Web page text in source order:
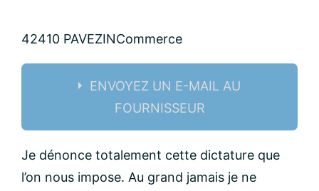
42410 PAVEZINCommerce
ENVOYEZ UN E-MAIL AU
FOURNISSEUR
Nom:
Je dénonce totalement cette dictature que
l’on nous impose. Au grand jamais je ne